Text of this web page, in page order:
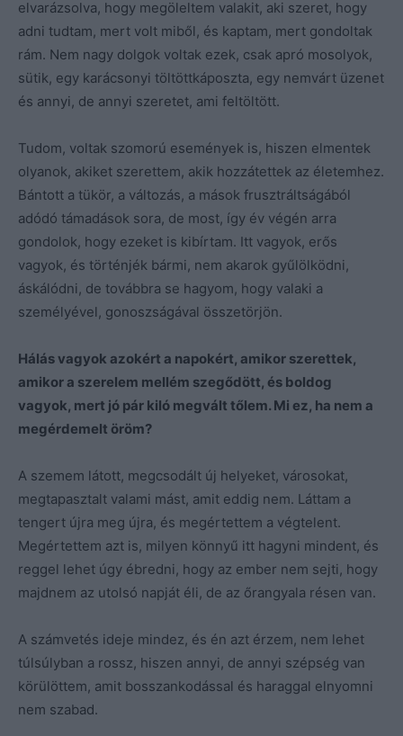
elvarázsolva, hogy megöleltem valakit, aki szeret, hogy
adni tudtam, mert volt miből, és kaptam, mert gondoltak
rám. Nem nagy dolgok voltak ezek, csak apró mosolyok,
sütik, egy karácsonyi töltöttkáposzta, egy nemvárt üzenet
és annyi, de annyi szeretet, ami feltöltött.
Tudom, voltak szomorú események is, hiszen elmentek
olyanok, akiket szerettem, akik hozzátettek az életemhez.
Bántott a tükör, a változás, a mások frusztráltságából
adódó támadások sora, de most, így év végén arra
gondolok, hogy ezeket is kibírtam. Itt vagyok, erős
vagyok, és történjék bármi, nem akarok gyűlölködni,
áskálódni, de továbbra se hagyom, hogy valaki a
személyével, gonoszságával összetörjön.
Hálás vagyok azokért a napokért, amikor szerettek,
amikor a szerelem mellém szegődött, és boldog
vagyok, mert jó pár kiló megvált tőlem. Mi ez, ha nem a
megérdemelt öröm?
A szemem látott, megcsodált új helyeket, városokat,
megtapasztalt valami mást, amit eddig nem. Láttam a
tengert újra meg újra, és megértettem a végtelent.
Megértettem azt is, milyen könnyű itt hagyni mindent, és
reggel lehet úgy ébredni, hogy az ember nem sejti, hogy
majdnem az utolsó napját éli, de az őrangyala résen van.
A számvetés ideje mindez, és én azt érzem, nem lehet
túlsúlyban a rossz, hiszen annyi, de annyi szépség van
körülöttem, amit bosszankodással és haraggal elnyomni
nem szabad.